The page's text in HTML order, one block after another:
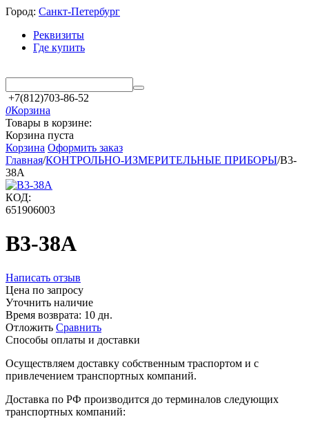
Город: Санкт-Петербург
Реквизиты
Где купить
+7(812)703-86-52
0Корзина
Товары в корзине:
Корзина пуста
Корзина Оформить заказ
Главная/КОНТРОЛЬНО-ИЗМЕРИТЕЛЬНЫЕ ПРИБОРЫ/В3-
38А
КОД:
651906003
В3-38А
Написать отзыв
Цена по запросу
Уточнить наличие
Время возврата: 10 дн.
Отложить Сравнить
Способы оплаты и доставки
Осуществляем доставку собственным траспортом и с
привлечением транспортных компаний.
Доставка по РФ производится до терминалов следующих
транспортных компаний: